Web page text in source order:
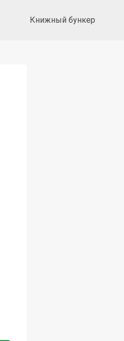
Книжный бункер